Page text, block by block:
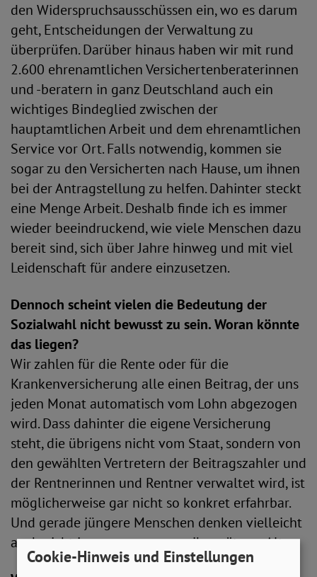
den Widerspruchsausschüssen ein, wo es darum
geht, Entscheidungen der Verwaltung zu
überprüfen. Darüber hinaus haben wir mit rund
2.600 ehrenamtlichen Versichertenberaterinnen
und -beratern in ganz Deutschland auch ein
wichtiges Bindeglied zwischen der
hauptamtlichen Arbeit und dem ehrenamtlichen
Service vor Ort. Falls notwendig, kommen sie
sogar zu den Versicherten nach Hause, um ihnen
bei der Antragstellung zu helfen. Dahinter steckt
eine Menge Arbeit. Deshalb finde ich es immer
wieder beeindruckend, wie viele Menschen dazu
bereit sind, sich über Jahre hinweg und mit viel
Leidenschaft für andere einzusetzen.
Dennoch scheint vielen die Bedeutung der
Sozialwahl nicht bewusst zu sein. Woran könnte
das liegen?
Wir zahlen für die Rente oder für die
Krankenversicherung alle einen Beitrag, der uns
jeden Monat automatisch vom Lohn abgezogen
wird. Dass dahinter die eigene Versicherung
steht, die übrigens nicht vom Staat, sondern von
den gewählten Vertretern der Beitragszahler und
der Rentnerinnen und Rentner verwaltet wird, ist
möglicherweise gar nicht so konkret erfahrbar.
Und gerade jüngere Menschen denken vielleicht
auch nicht immer so gerne an ihr späteres Alter.
Cookie-Hinweis und Einstellungen